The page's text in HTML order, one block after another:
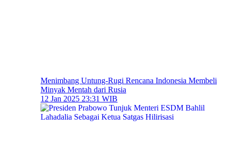
Menimbang Untung-Rugi Rencana Indonesia Membeli
Minyak Mentah dari Rusia
12 Jan 2025 23:31 WIB